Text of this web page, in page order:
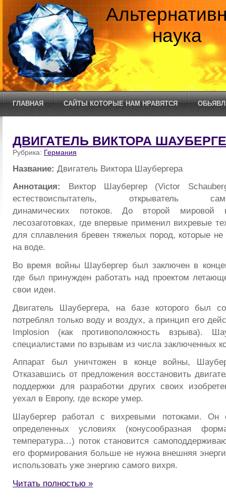
наука
ГЛАВНАЯ САЙТЫ КОТОРЫЕ НАМ НРАВЯТСЯ
ДВИГАТЕЛЬ ВИКТОРА
Рубрика: Германия
Название: Двигатель Виктора Шаубергера
Аннотация: Виктор Шаубергер (Victor
естествоиспытатель, открыватель
динамических потоков. До второй мировой
лесозаготовках, где впервые применил вихревые
для сплавления бревен тяжелых пород, которые
на воде.
Во время войны Шаубергер был заключен в
где был принужден работать над проектом
свои идеи.
Двигатель Шаубергера, на базе которого был
потреблял только воду и воздух, а принцип его
Implosion (как противоположность взрыва).
специалистами по взрывам из числа заключенных
Аппарат был уничтожен в конце войны,
Отказавшись от предложения восстановить
поддержки для разработки других своих
уехал в Европу, где вскоре умер.
Шаубергер работал с вихревыми потоками. Он
определенных условиях (конусообразная
температура…) поток становится
его формирования больше не нужна внешняя
использовать уже энергию самого вихря.
Читать полностью »